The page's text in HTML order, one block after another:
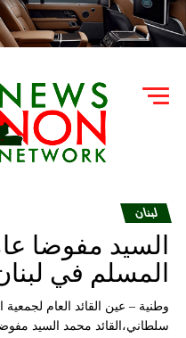
لبنان
السيد مفوضا
المسلم في
وطنية – عين القائد العام
سلطاني،القائد محمد السيد